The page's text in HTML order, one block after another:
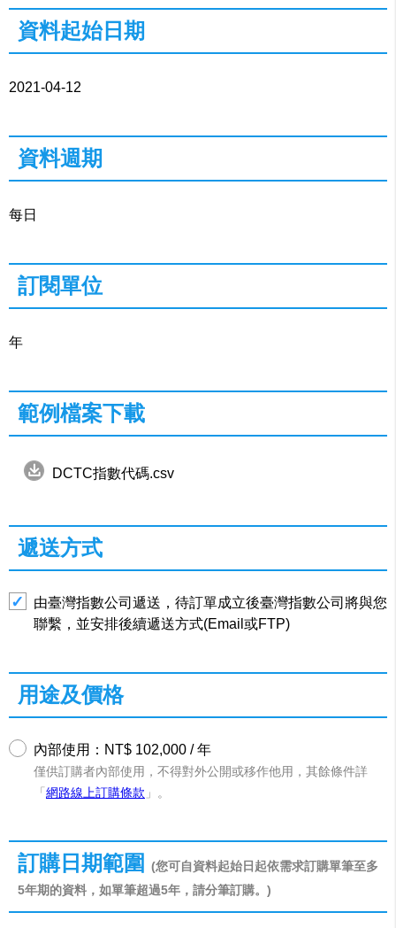
資料起始日期
2021-04-12
資料週期
每日
訂閱單位
年
範例檔案下載
DCTC指數代碼.csv
遞送方式
由臺灣指數公司遞送，待訂單成立後臺灣指數公司將與您
聯繫，並安排後續遞送方式(Email或FTP)
用途及價格
內部使用：NT$ 102,000 / 年
僅供訂購者內部使用，不得對外公開或移作他用，其餘條件詳
「 網路線上訂購條款 」。
訂購日期範圍
(您可自資料起始日起依需求訂購單筆至多
5年期的資料，如單筆超過5年，請分筆訂購。)